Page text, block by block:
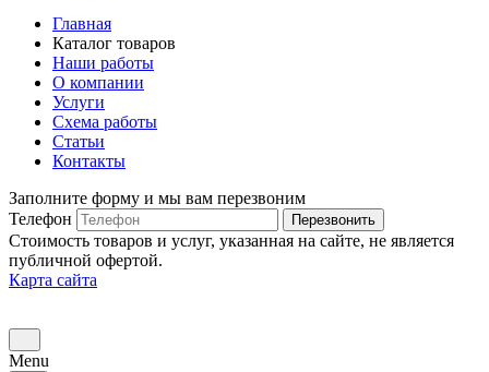
Главная
Каталог товаров
Наши работы
О компании
Услуги
Схема работы
Статьи
Контакты
Заполните форму и мы вам перезвоним
Телефон
Перезвонить
Стоимость товаров и услуг, указанная на сайте, не является
публичной офертой.
Карта сайта
Menu